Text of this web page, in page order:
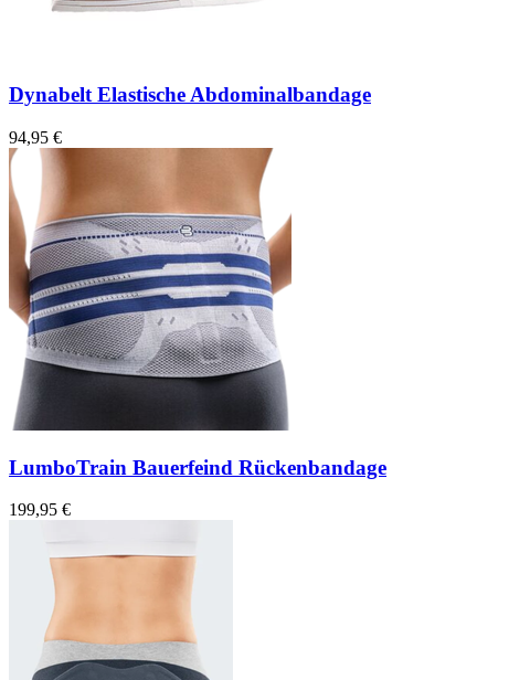
Dynabelt Elastische Abdominalbandage
94,95 €
LumboTrain Bauerfeind Rückenbandage
199,95 €